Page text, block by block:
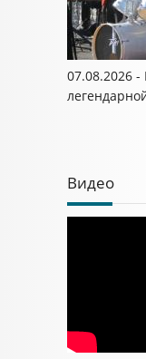
07.08.2026
Видео